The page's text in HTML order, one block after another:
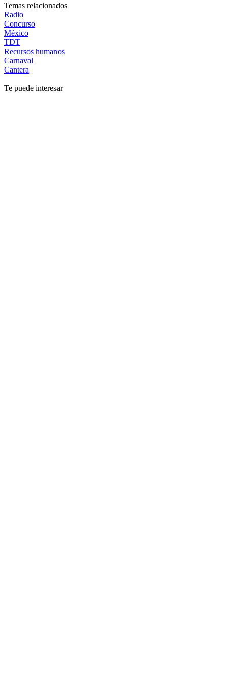
Temas relacionados
Radio
Concurso
México
TDT
Recursos humanos
Carnaval
Cantera
Te puede interesar